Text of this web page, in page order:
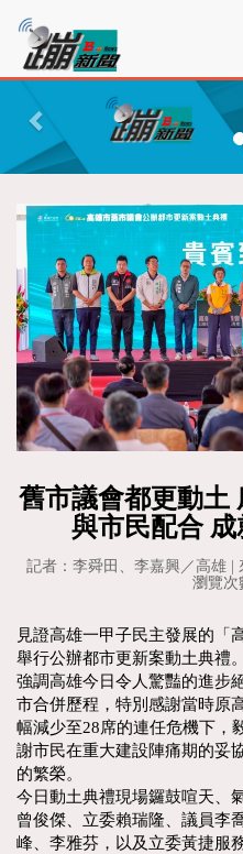
蹦
新
聞P
r
v
i
o
s
舊市議會都更動土
與市民配合
記者：李舜田、李嘉興／高雄 |
瀏覽次
見證高雄一甲子民主發展的「
舉行公辦都市更新案動土典禮
強調高雄今日令人驚豔的進步
市合併歷程，特別感謝當時原
幅減少至28席的連任危機下，
謝市民在重大建設陣痛期的妥
的繁榮。
今日動土典禮現場鑼鼓喧天、
曾俊傑、立委賴瑞隆、議員李
峰、李雅芬，以及立委黃捷服